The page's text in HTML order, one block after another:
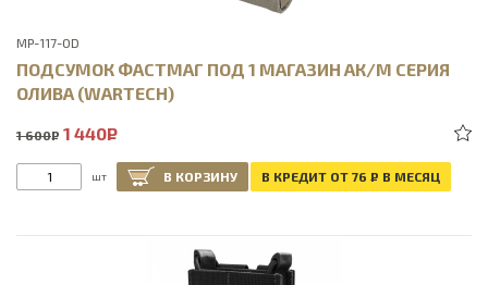
MP-117-OD
ПОДСУМОК ФАСТМАГ ПОД 1 МАГАЗИН АК/М СЕРИЯ
ОЛИВА (WARTECH)
1 600Р 1 440Р
шт В КОРЗИНУ В КРЕДИТ ОТ 76 Р В МЕСЯЦ